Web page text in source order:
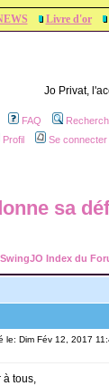
Livre d'or
Jo Privat,
FAQ
Profil
Se
sa
SwingJO Index du
le: Dim Fév 12, 2017
à tous,